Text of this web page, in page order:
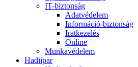
IT-biztonság
Adatvédelem
Információ-biztonság
Iratkezelés
Online
Munkavédelem
Hadiipar